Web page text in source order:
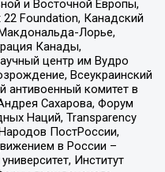
и Восточной Европы,
Foundation, Канадский
Лорье,
Канады,
центр им Вудро
Всеукраинский
антивоенный комитет в
Сахарова, Форум
Наций, Transparеncy
ПостРоссии,
в России –
Институт